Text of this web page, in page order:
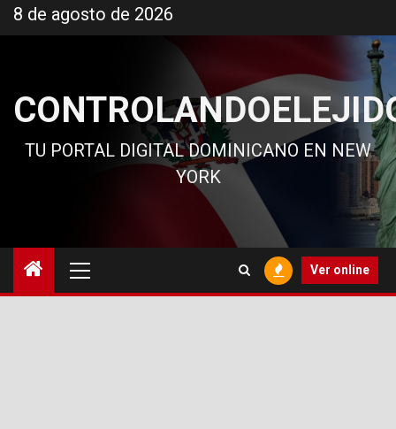
al
8 de agosto de 2026
TU PORTAL DIGITAL DOMINICANO EN NEW
YORK
principal
Ver online